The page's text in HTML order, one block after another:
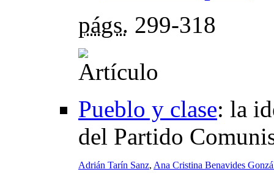
págs. 299-318
Pueblo y clase: la
del Partido
Adrián Tarín Sanz, Ana Cristina Benavides